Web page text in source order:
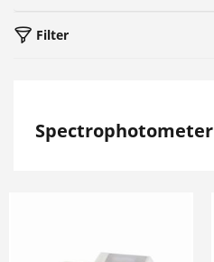
Filter
Spectrophotometer